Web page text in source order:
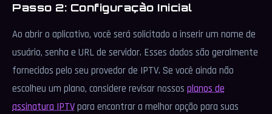
Passo 2: Configuração Inicial
Ao abrir o aplicativo, você será solicitado a inserir um nome de
usuário, senha e URL de servidor. Esses dados são geralmente
fornecidos pelo seu provedor de IPTV. Se você ainda não
escolheu um plano, considere revisar nossos planos de
assinatura IPTVpara encontrar a melhor opção para suas